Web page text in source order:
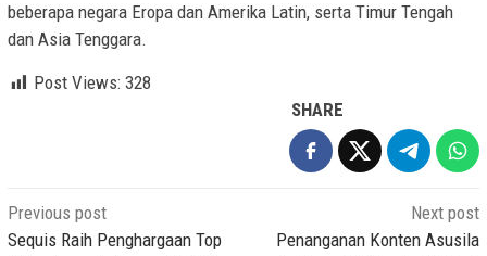
beberapa negara Eropa dan Amerika Latin, serta Timur Tengah
dan Asia Tenggara.
Post Views: 328
SHARE
Post
navigation
Previous post
Sequis Raih Penghargaan Top
Next post
Penanganan Konten Asusila